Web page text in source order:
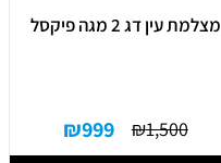
מצלמת עין דג 2 מגה פיקסל
₪1,500
₪999